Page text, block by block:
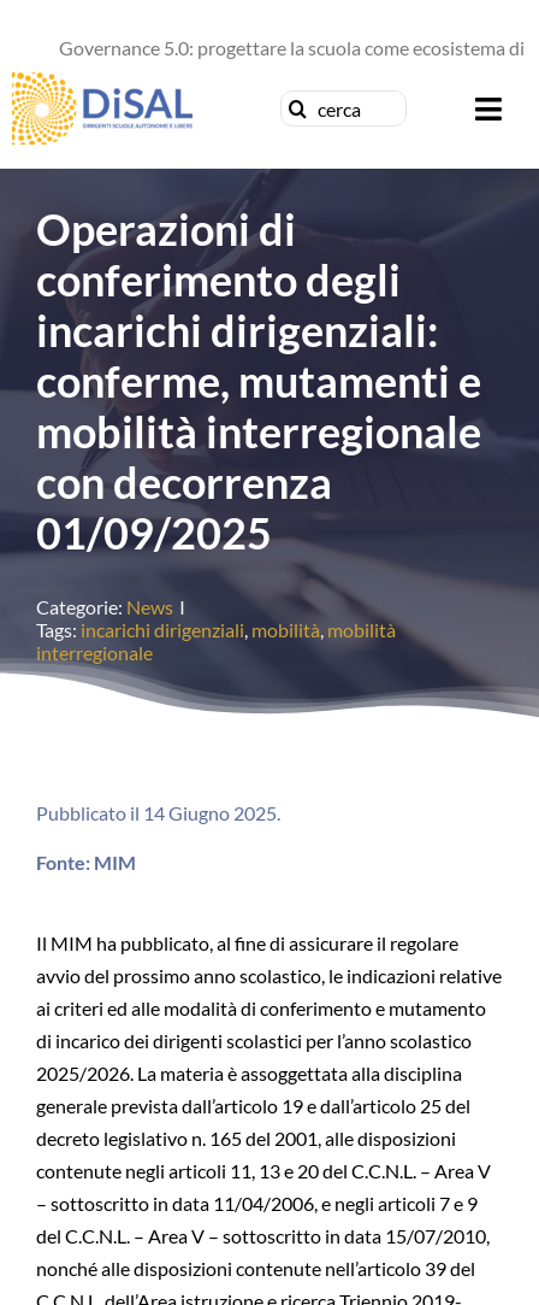
contenuto
Governance 5.0: progettare la scuola come ecosistema di
Cerca
News
Formazione
Concorsi
Pubblicazioni
Contattaci
Operazioni di
conferimento degli
incarichi dirigenziali:
conferme, mutamenti e
mobilità interregionale
con decorrenza
01/09/2025
Categorie: News I
Tags: incarichi dirigenziali, mobilità, mobilità
interregionale
Pubblicato il 14 Giugno 2025.
Fonte: MIM
Il MIM ha pubblicato, al fine di assicurare il regolare
avvio del prossimo anno scolastico, le indicazioni relative
ai criteri ed alle modalità di conferimento e mutamento
di incarico dei dirigenti scolastici per l’anno scolastico
2025/2026. La materia è assoggettata alla disciplina
generale prevista dall’articolo 19 e dall’articolo 25 del
decreto legislativo n. 165 del 2001, alle disposizioni
contenute negli articoli 11, 13 e 20 del C.C.N.L. – Area V
– sottoscritto in data 11/04/2006, e negli articoli 7 e 9
del C.C.N.L. – Area V – sottoscritto in data 15/07/2010,
nonché alle disposizioni contenute nell’articolo 39 del